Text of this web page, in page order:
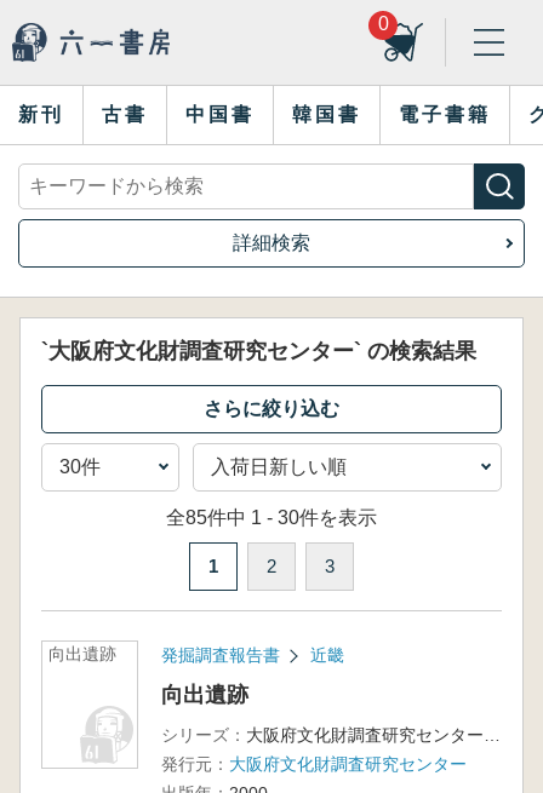
0
新刊 古書 中国書 韓国書 電子書籍
詳細検索
`大阪府文化財調査研究センター` の検索結果
全85件中 1 - 30件を表示
1 2 3
向出遺跡 発掘調査報告書 近畿
向出遺跡
シリーズ：
発行元： 大阪府文化財調査研究センター